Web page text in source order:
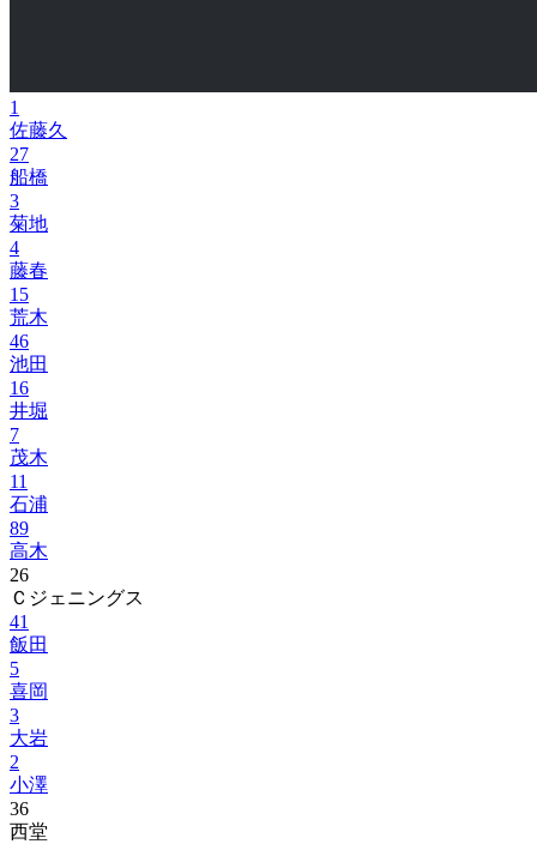
1
佐藤久
27
船橋
3
菊地
4
藤春
15
荒木
46
池田
16
井堀
7
茂木
11
石浦
89
高木
26
Ｃジェニングス
41
飯田
5
喜岡
3
大岩
2
小澤
36
西堂